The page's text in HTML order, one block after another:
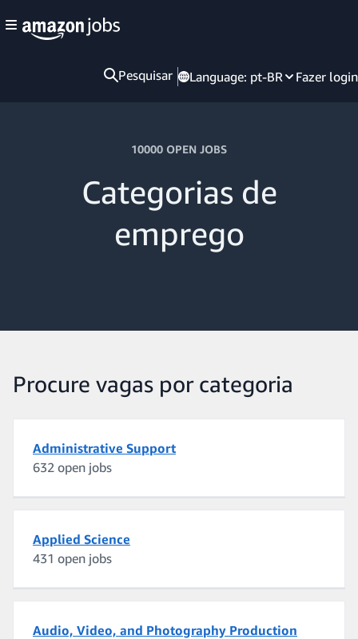
Pesquisar Language: pt-BR Fazer login
10000 OPEN JOBS
Categorias de
emprego
Procure vagas por categoria
Administrative Support
632 open jobs
Applied Science
431 open jobs
Audio, Video, and Photography Production